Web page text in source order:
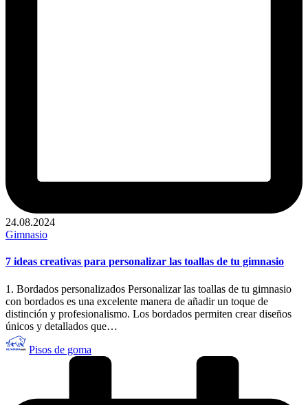
24.08.2024
Publicado
Gimnasio
7 ideas creativas para personalizar las toallas de tu gimnasio
1. Bordados personalizados Personalizar las toallas de tu gimnasio
con bordados es una excelente manera de añadir un toque de
distinción y profesionalismo. Los bordados permiten crear diseños
únicos y detallados que…
Publicado
por
Pisos de goma